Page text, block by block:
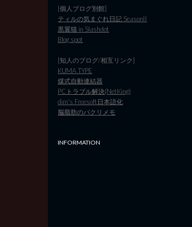
[個人ブログ別館]
ティルの気まぐれ日記 SeasonII
黒翼猫 in Slashdot
Blog spot
[知人のブログ/相互リンク]
KUMA TYPE
煤式自動連結器
PCトラブル解決(NetKing)
dim's Freesoft日本語化
脳脂肪のパクリメモ
INFORMATION